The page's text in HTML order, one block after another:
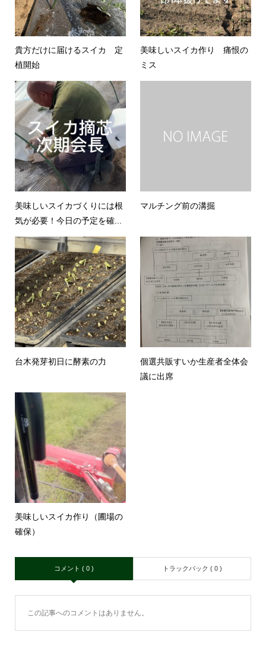
貴方だけに届けるスイカ 定
植開始
美味しいスイカ作り 痛恨の
ミス
美味しいスイカづくりには根
気が必要！今日の予定を確...
マルチング前の溝掘
台木発芽初日に酵素の力
個選共販すいか生産者全体会
議に出席
美味しいスイカ作り（圃場の
確保）
コメント ( 0 ) トラックバック ( 0 )
この記事へのコメントはありません。